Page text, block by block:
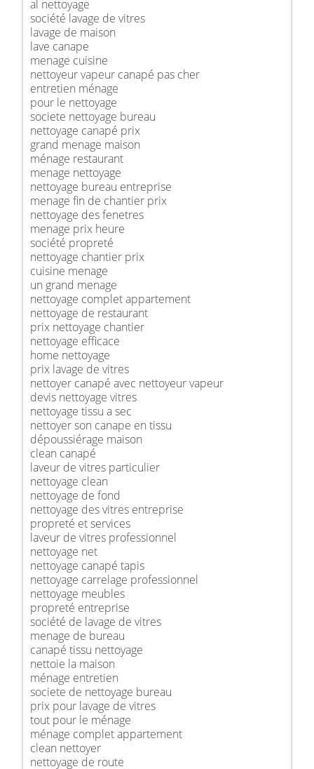
al nettoyage
société lavage de vitres
lavage de maison
lave canape
menage cuisine
nettoyeur vapeur canapé pas cher
entretien ménage
pour le nettoyage
societe nettoyage bureau
nettoyage canapé prix
grand menage maison
ménage restaurant
menage nettoyage
nettoyage bureau entreprise
menage fin de chantier prix
nettoyage des fenetres
menage prix heure
société propreté
nettoyage chantier prix
cuisine menage
un grand menage
nettoyage complet appartement
nettoyage de restaurant
prix nettoyage chantier
nettoyage efficace
home nettoyage
prix lavage de vitres
nettoyer canapé avec nettoyeur vapeur
devis nettoyage vitres
nettoyage tissu a sec
nettoyer son canape en tissu
dépoussiérage maison
clean canapé
laveur de vitres particulier
nettoyage clean
nettoyage de fond
nettoyage des vitres entreprise
propreté et services
laveur de vitres professionnel
nettoyage net
nettoyage canapé tapis
nettoyage carrelage professionnel
nettoyage meubles
propreté entreprise
société de lavage de vitres
menage de bureau
canapé tissu nettoyage
nettoie la maison
ménage entretien
societe de nettoyage bureau
prix pour lavage de vitres
tout pour le ménage
ménage complet appartement
clean nettoyer
nettoyage de route